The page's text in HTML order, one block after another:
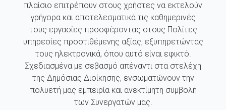
πλαίσιο επιτρέπουν στους χρήστες να εκτελούν
γρήγορα και αποτελεσματικά τις καθημερινές
τους εργασίες προσφέροντας στους Πολίτες
υπηρεσίες προστιθέμενης αξίας, εξυπηρετώντας
τους ηλεκτρονικά, όπου αυτό είναι εφικτό.
Σχεδιασμένα με σεβασμό απέναντι στα στελέχη
της Δημόσιας Διοίκησης, ενσωματώνουν την
πολυετή μας εμπειρία και ανεκτίμητη συμβολή
των Συνεργατών μας.